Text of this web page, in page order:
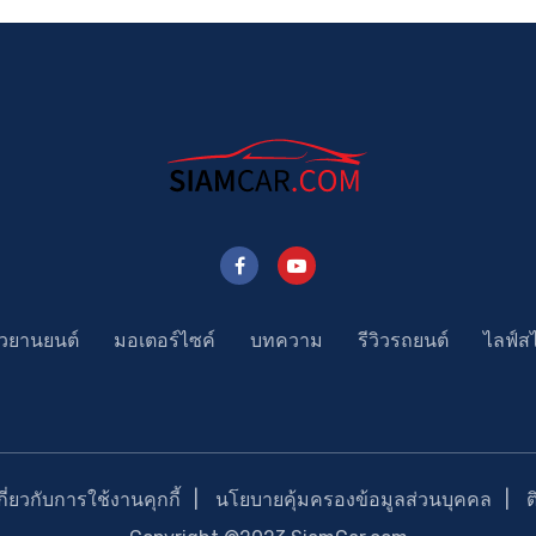
ยานยนต์ มอเตอร์ไซค์ บทความ รีวิวรถยนต์ ไลฟ์ส
ยวกับการใช้งานคุกกี้ นโยบายคุ้มครองข้อมูลส่วนบุคคล